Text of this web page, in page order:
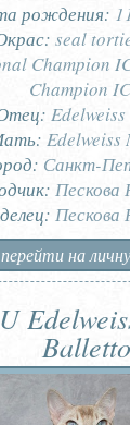
рождения:
seal
Champion
Champion
Edelweiss
Санкт-
перейти на
Balletto